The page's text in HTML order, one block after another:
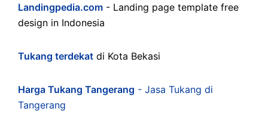
Landingpedia.com - Landing page template free
design in Indonesia
Tukang terdekat di Kota Bekasi
Harga Tukang Tangerang - Jasa Tukang di
Tangerang